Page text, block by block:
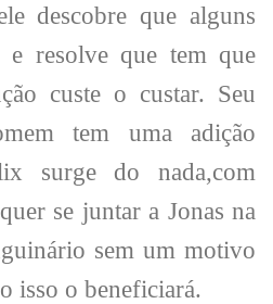
descobre que alguns
e resolve que tem que
custe o custar. Seu
tem uma adição
surge do nada,com
se juntar a Jonas na
sem um motivo
isso o beneficiará.